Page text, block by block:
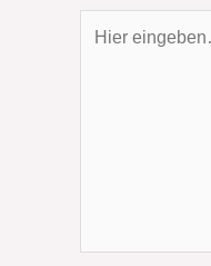
eingeben…